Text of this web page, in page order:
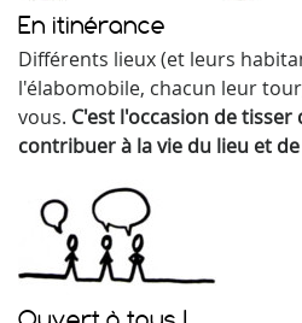
En itinérance
Différents lieux (et leurs
l'élabomobile, chacun leur
vous. C'est l'occasion de tisser
contribuer à la vie du lieu et